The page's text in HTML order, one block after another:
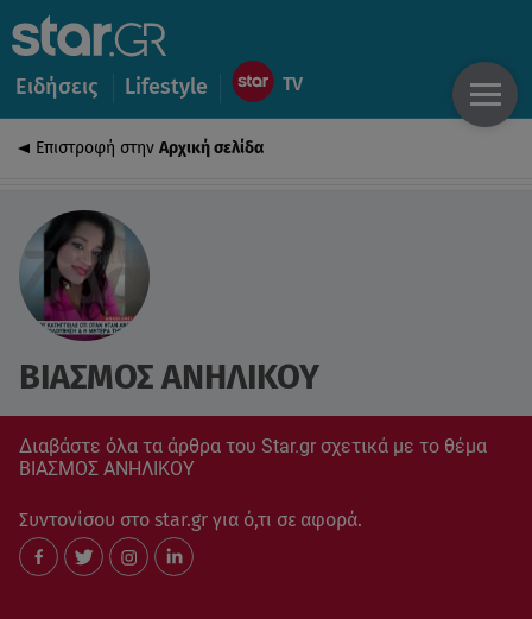
Ειδήσεις Lifestyle
Επιστροφή στην Αρχική σελίδα
ΒΙΑΣΜΟΣ ΑΝΗΛΙΚΟΥ
Διαβάστε όλα τα άρθρα του Star.gr σχετικά με το θέμα
ΒΙΑΣΜΟΣ ΑΝΗΛΙΚΟΥ
Συντονίσου στο star.gr για ό,τι σε αφορά.